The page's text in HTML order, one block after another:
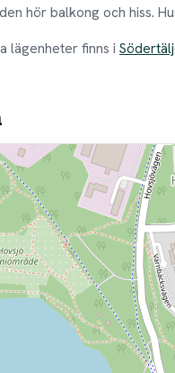
hör balkong och hiss.
lägenheter finns i